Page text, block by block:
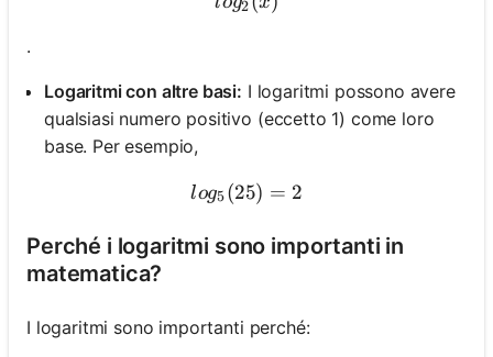
2
.
Logaritmi con altre basi: I logaritmi possono avere
qualsiasi numero positivo (eccetto 1) come loro
base. Per esempio,
log_5(25) = 2
log5(25) = 2
Perché i logaritmi sono importanti in
matematica?
I logaritmi sono importanti perché: